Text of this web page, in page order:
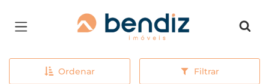
Página inicial
Ordenar Filtrar